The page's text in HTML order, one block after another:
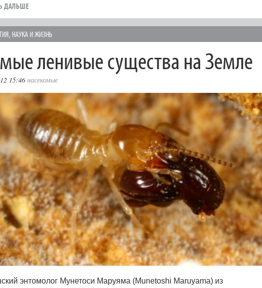
ДАЛЬШЕ
, НАУКА И ЖИЗНЬ
ленивые существа на Земле
15:46 насекомые
энтомолог Мунетоcи Маруяма (Munetoshi Maruyama) из